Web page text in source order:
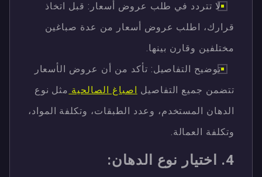
لا تتردد في طلب عروض أسعار: قبل اتخاذ
قرارك، اطلب عروض أسعار من عدة صباغين
مختلفين وقارن بينها.
توضيح التفاصيل: تأكد من أن عروض الأسعار
تتضمن جميع التفاصيلاصباغ الصالحيةمثل نوع
الدهان المستخدم، وعدد الطبقات، وتكلفة المواد،
وتكلفة العمالة.
4. اختيار نوع الدهان: